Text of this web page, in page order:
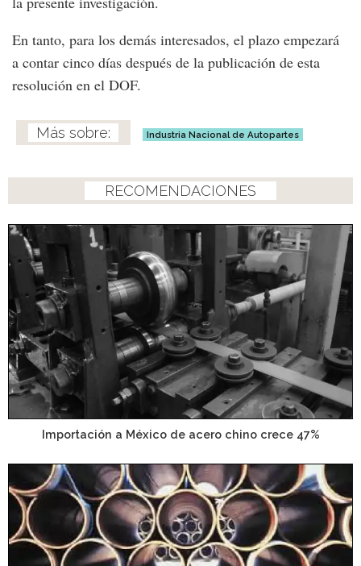
En tanto, para los demás interesados, el plazo empezará
a contar cinco días después de la publicación de esta
resolución en el DOF.
Industria Nacional de Autopartes
RECOMENDACIONES
Importación a México de acero chino crece 47%